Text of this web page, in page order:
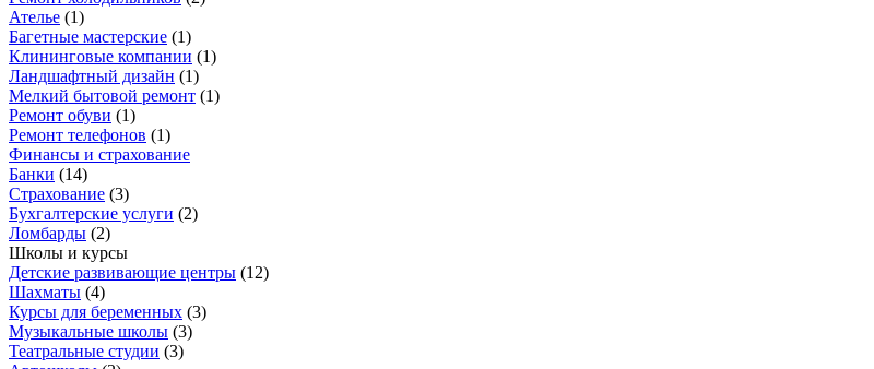
Ателье (1)
Багетные мастерские (1)
Клининговые компании (1)
Ландшафтный дизайн (1)
Мелкий бытовой ремонт (1)
Ремонт обуви (1)
Ремонт телефонов (1)
Финансы и страхование
Банки (14)
Страхование (3)
Бухгалтерские услуги (2)
Ломбарды (2)
Школы и курсы
Детские развивающие центры (12)
Шахматы (4)
Курсы для беременных (3)
Музыкальные школы (3)
Театральные студии (3)